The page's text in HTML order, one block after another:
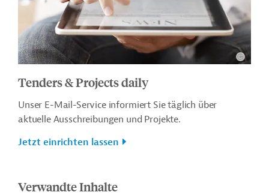
Tenders & Projects daily
Unser E-Mail-Service informiert Sie täglich über
aktuelle Ausschreibungen und Projekte.
Jetzt einrichten lassen
Verwandte Inhalte